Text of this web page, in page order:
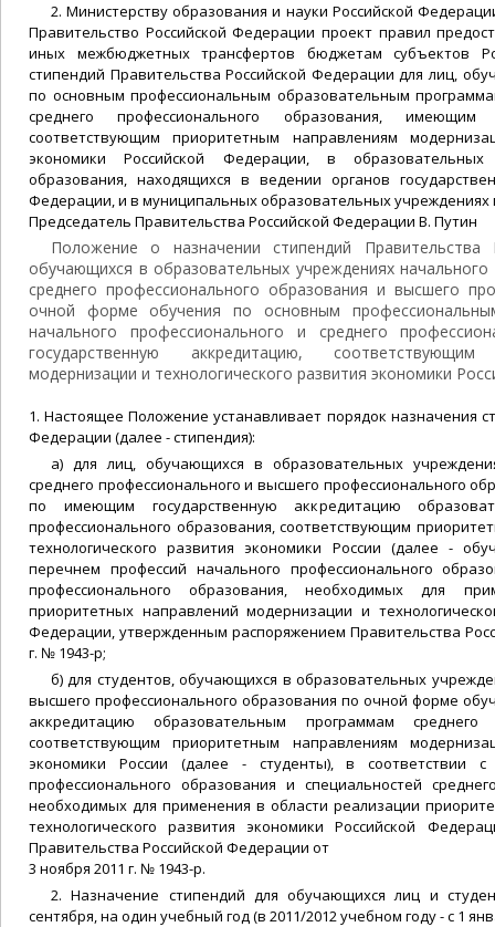
2. Министерству образования и науки Российской
Правительство Российской Федерации проект правил
иных межбюджетных трансфертов бюджетам субъектов
стипендий Правительства Российской Федерации для лиц,
по основным профессиональным образовательным
среднего профессионального образования, имеющим
соответствующим приоритетным направлениям
экономики Российской Федерации, в образовательных
образования, находящихся в ведении органов
Федерации, и в муниципальных образовательных учреждениях
Председатель Правительства Российской Федерации В. Путин
Положение о назначении стипендий
обучающихся в образовательных учреждениях
среднего профессионального образования и высшего
очной форме обучения по основным
начального профессионального и среднего
государственную аккредитацию,
модернизации и технологического развития экономики
1. Настоящее Положение устанавливает порядок назначения
Федерации (далее - стипендия):
а) для лиц, обучающихся в образовательных
среднего профессионального и высшего профессионального
по имеющим государственную аккредитацию
профессионального образования, соответствующим
технологического развития экономики России (далее -
перечнем профессий начального профессионального
профессионального образования, необходимых для
приоритетных направлений модернизации и
Федерации, утвержденным распоряжением Правительства
г. № 1943-р;
б) для студентов, обучающихся в образовательных
высшего профессионального образования по очной форме
аккредитацию образовательным программам среднего
соответствующим приоритетным направлениям
экономики России (далее - студенты), в соответствии
профессионального образования и специальностей
необходимых для применения в области реализации
технологического развития экономики Российской
Правительства Российской Федерации от
3 ноября 2011 г. № 1943-р.
2. Назначение стипендий для обучающихся лиц и
сентября, на один учебный год (в 2011/2012 учебном году - с 1